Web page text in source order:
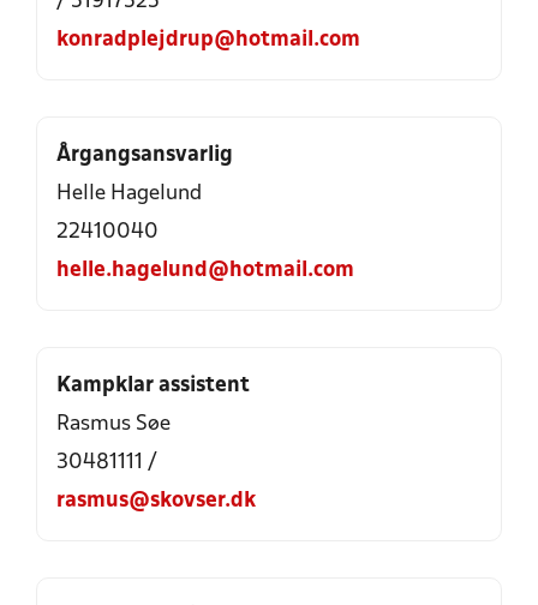
konradplejdrup@hotmail.com
Årgangsansvarlig
Helle Hagelund
22410040
helle.hagelund@hotmail.com
Kampklar assistent
Rasmus Søe
30481111 /
rasmus@skovser.dk